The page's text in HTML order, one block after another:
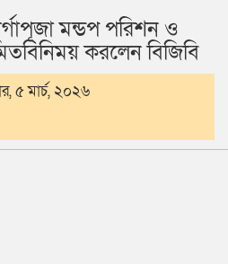
মন্ডপ পরিশন ও
করলেন বিজিবি
৫ মার্চ, ২০২৬